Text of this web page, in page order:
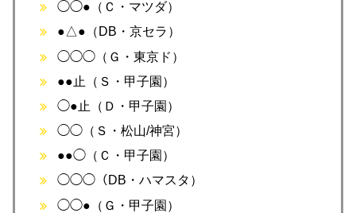
◯◯●（Ｃ・マツダ）
●△●（DB・京セラ）
◯◯◯（Ｇ・東京ド）
●●止（Ｓ・甲子園）
◯●止（Ｄ・甲子園）
◯◯（Ｓ・松山/神宮）
●●◯（Ｃ・甲子園）
◯◯◯（DB・ハマスタ）
◯◯●（Ｇ・甲子園）